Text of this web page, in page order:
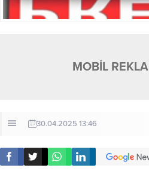
MOBİL
30.04.2025 13:46